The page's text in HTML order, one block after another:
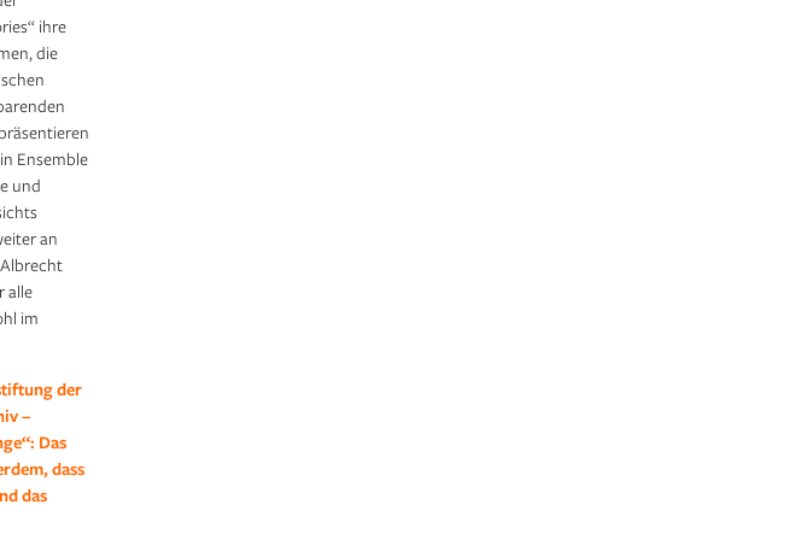
ihre
die
Ensemble
und
an
alle
im
der
–
Das
dass
das